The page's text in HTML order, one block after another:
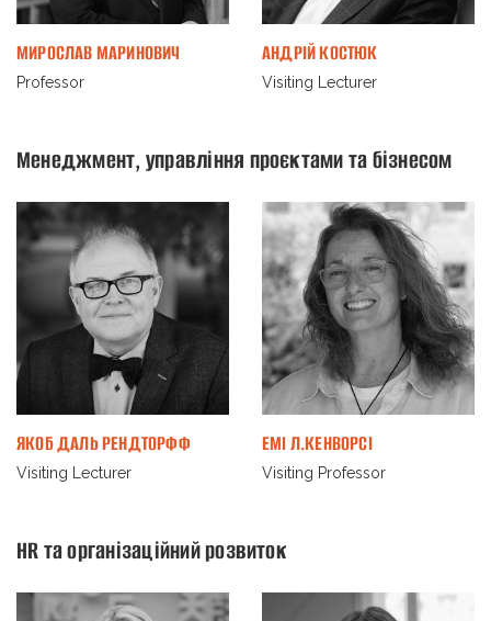
МИРОСЛАВ МАРИНОВИЧ
Professor
АНДРІЙ КОСТЮК
Visiting Lecturer
Менеджмент, управління проєктами та бізнесом
ЯКОБ ДАЛЬ РЕНДТОРФФ
Visiting Lecturer
ЕМІ Л.КЕНВОРСІ
Visiting Professor
HR та організаційний розвиток